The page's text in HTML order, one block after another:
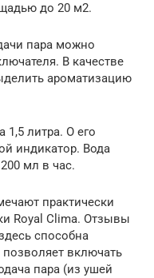
до 20 м2.
пара можно
В качестве
ароматизацию
1,5 литра. О его
индикатор. Вода
мл в час.
практически
Royal Clima. Отзывы
способна
позволяет включать
пара (из ушей